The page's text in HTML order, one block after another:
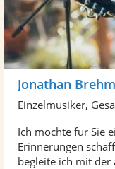
Jonathan Brehm
Einzelmusiker,
Ich möchte für Sie
Erinnerungen
begleite ich mit der